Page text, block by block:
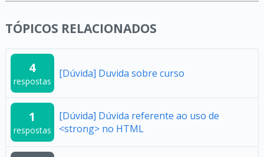
TÓPICOS RELACIONADOS
4
respostas
[Dúvida] Duvida sobre curso
1
respostas
[Dúvida] Dúvida referente ao uso de
<strong> no HTML